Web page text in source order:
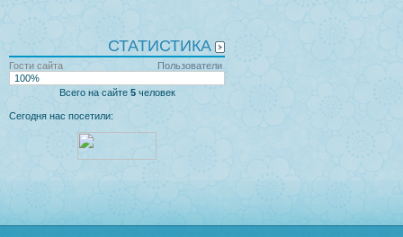
СТАТИСТИКА
Пользователи
Гости сайта
100%
Всего на сайте 5человек
Сегодня нас посетили: